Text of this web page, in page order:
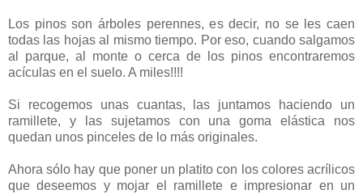
Los pinos son árboles perennes, es decir, no se les caen
todas las hojas al mismo tiempo. Por eso, cuando salgamos
al parque, al monte o cerca de los pinos encontraremos
acículas en el suelo. A miles!!!!
Si recogemos unas cuantas, las juntamos haciendo un
ramillete, y las sujetamos con una goma elástica nos
quedan unos pinceles de lo más originales.
Ahora sólo hay que poner un platito con los colores acrílicos
que deseemos y mojar el ramillete e impresionar en un